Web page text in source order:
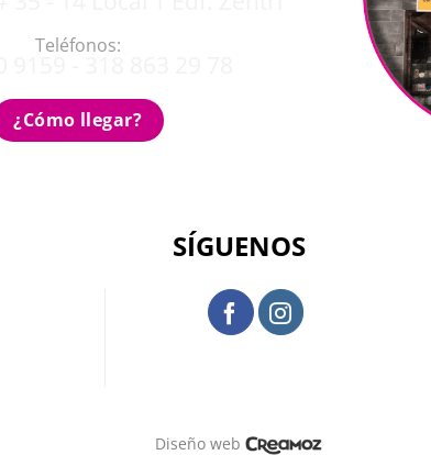
Teléfonos:
¿Cómo llegar?
SÍGUENOS
Diseño web